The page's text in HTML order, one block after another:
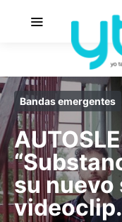
Bandas emergentes
su nuevo
videoclip.